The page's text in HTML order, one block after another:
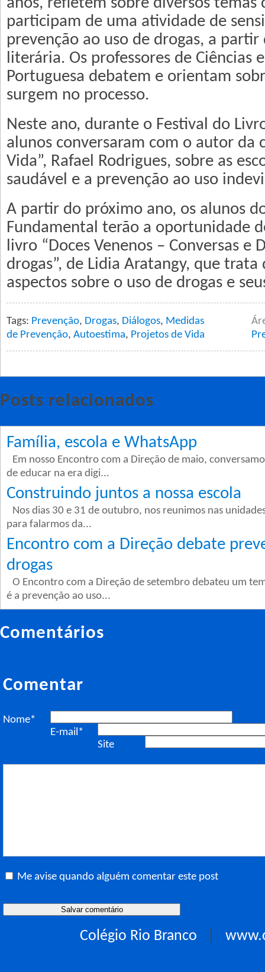
participam de uma atividade de
prevenção ao uso de drogas, a partir
literária. Os professores de Ciências
Portuguesa debatem e orientam
surgem no processo.
Neste ano, durante o Festival do
alunos conversaram com o autor da
Vida”, Rafael Rodrigues, sobre as
saudável e a prevenção ao uso
A partir do próximo ano, os alunos
Fundamental terão a oportunidade
livro “Doces Venenos – Conversas e
drogas”, de Lidia Aratangy, que trata
aspectos sobre o uso de drogas e
Tags: Prevenção, Drogas, Diálogos, Medidas
de Prevenção, Autoestima, Projetos de Vida
Posts relacionados
Família, escola e WhatsApp
Em nosso Encontro com a Direção de maio,
de educar na era digi...
Construindo juntos a nossa escola
Nos dias 30 e 31 de outubro, nos reunimos nas
para falarmos da...
Encontro com a Direção debate
drogas
O Encontro com a Direção de setembro debateu um
é a prevenção ao uso...
Comentários
Comentar
Nome*
E-mail*
Site
Me avise quando alguém comentar este post
Colégio Rio Branco